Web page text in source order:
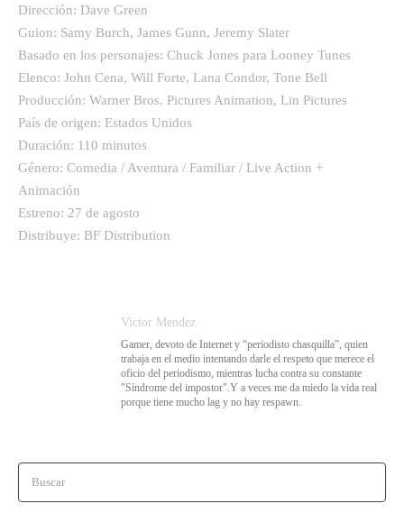
Dirección: Dave Green
Guion: Samy Burch, James Gunn, Jeremy Slater
Basado en los personajes: Chuck Jones para Looney Tunes
Elenco: John Cena, Will Forte, Lana Condor, Tone Bell
Producción: Warner Bros. Pictures Animation, Lin Pictures
País de origen: Estados Unidos
Duración: 110 minutos
Género: Comedia / Aventura / Familiar / Live Action +
Animación
Estreno: 27 de agosto
Distribuye: BF Distribution
Victor Mendez
Gamer, devoto de Internet y “periodisto chasquilla”, quien
trabaja en el medio intentando darle el respeto que merece el
oficio del periodismo, mientras lucha contra su constante
"Síndrome del impostor".Y a veces me da miedo la vida real
porque tiene mucho lag y no hay respawn.
Buscar